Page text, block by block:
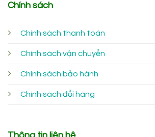
Chính sách
Chính sách thanh toán
Chính sách vận chuyển
Chính sách bảo hành
Chính sách đổi hàng